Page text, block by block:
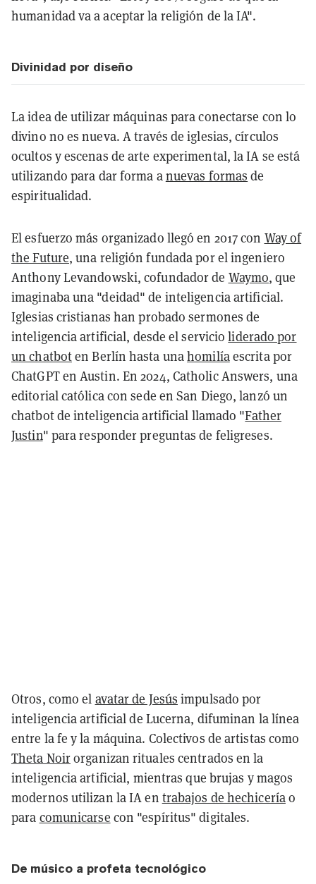
humanidad va a aceptar la religión de la IA".
Divinidad por diseño
La idea de utilizar máquinas para conectarse con lo
divino no es nueva. A través de iglesias, círculos
ocultos y escenas de arte experimental, la IA se está
utilizando para dar forma anuevas formas de
espiritualidad.
El esfuerzo más organizado llegó en 2017 con Way of
the Future, una religión fundada por el ingeniero
Anthony Levandowski, cofundador de Waymo, que
imaginaba una "deidad" de inteligencia artificial.
Iglesias cristianas han probado sermones de
inteligencia artificial, desde el servicioliderado por
un chatboten Berlín hasta unahomilíaescrita por
ChatGPT en Austin. En 2024, Catholic Answers, una
editorial católica con sede en San Diego, lanzó un
chatbot de inteligencia artificial llamado "Father
Justin" para responder preguntas de feligreses.
Otros, como el avatar de Jesús impulsado por
inteligencia artificial de Lucerna, difuminan la línea
entre la fe y la máquina. Colectivos de artistas como
Theta Noirorganizan rituales centrados en la
inteligencia artificial, mientras que brujas y magos
modernos utilizan la IA en trabajos de hechiceríao
para comunicarse con "espíritus" digitales.
De músico a profeta tecnológico